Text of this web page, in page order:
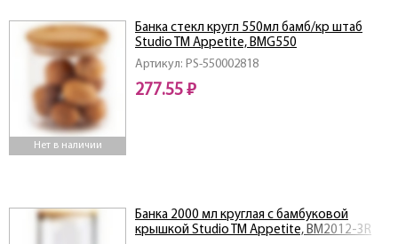
Нет в наличии
Артикул: PS-550002818
Банка стекл кругл 550мл бамб/кр штаб
Studio TM Appetite, BMG550
277.55 ₽
Банка 2000 мл круглая с бамбуковой
крышкой Studio TM Appetite, BM2012-3R